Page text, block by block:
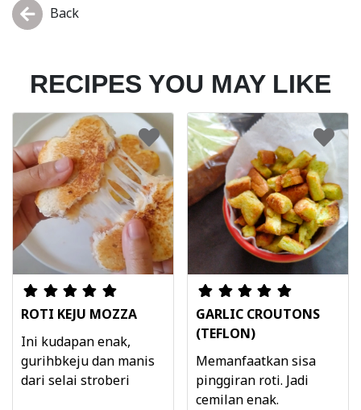
Back
RECIPES YOU MAY LIKE
ROTI KEJU MOZZA
Ini kudapan enak,
gurihbkeju dan manis
dari selai stroberi
GARLIC CROUTONS
(TEFLON)
Memanfaatkan sisa
pinggiran roti. Jadi
cemilan enak.